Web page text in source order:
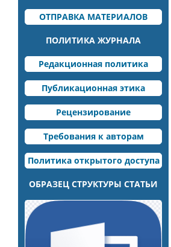
ОТПРАВКА МАТЕРИАЛОВ
ПОЛИТИКА ЖУРНАЛА
Редакционная политика
Публикационная этика
Рецензирование
Требования к авторам
Политика открытого доступа
ОБРАЗЕЦ СТРУКТУРЫ СТАТЬИ